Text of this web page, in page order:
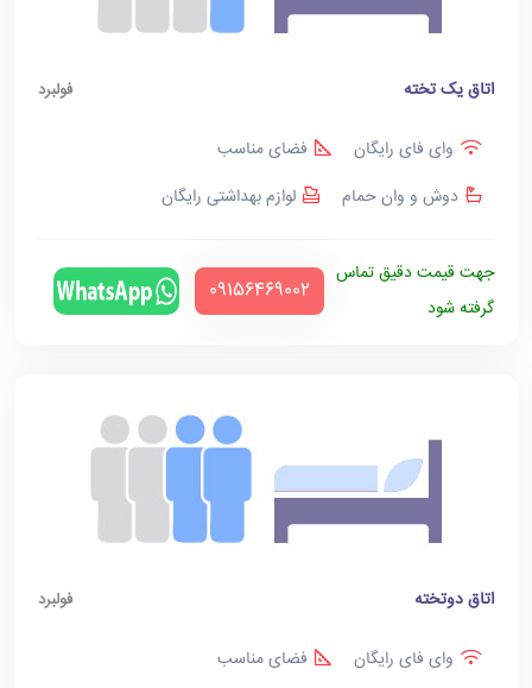
اتاق یک تخته فولبرد
وای فای رایگان
فضای مناسب
دوش و وان حمام
لوازم بهداشتی رایگان
جهت قیمت دقیق تماس
گرفته شود
‪09156469002‬
اتاق دوتخته فولبرد
وای فای رایگان
فضای مناسب